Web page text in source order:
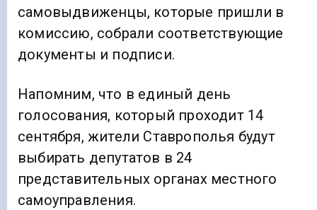
самовыдвиженцы, которые пришли в
комиссию, собрали соответствующие
документы и подписи.
Напомним, что в единый день
голосования, который проходит 14
сентября, жители Ставрополья будут
выбирать депутатов в 24
представительных органах местного
самоуправления.